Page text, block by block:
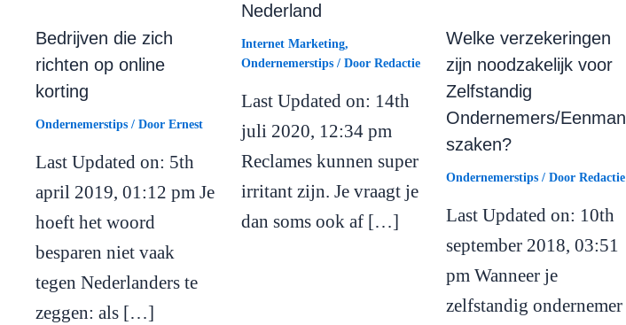
Bedrijven die zich
richten op online
korting
Ondernemerstips / Door Ernest
Last Updated on: 5th
april 2019, 01:12 pm Je
hoeft het woord
besparen niet vaak
tegen Nederlanders te
zeggen: als […]
Nederland
Internet Marketing,
Ondernemerstips/ Door Redactie
Last Updated on: 14th
juli 2020, 12:34 pm
Reclames kunnen super
irritant zijn. Je vraagt je
dan soms ook af […]
Welke verzekeringen
zijn noodzakelijk voor
Zelfstandig
Ondernemers/Eenman
szaken?
Ondernemerstips / DoorRedactie
Last Updated on: 10th
september 2018, 03:51
pm Wanneer je
zelfstandig ondernemer